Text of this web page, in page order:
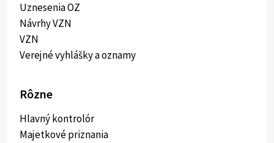
Uznesenia OZ
Návrhy VZN
VZN
Verejné vyhlášky a oznamy
Rôzne
Hlavný kontrolór
Majetkové priznania